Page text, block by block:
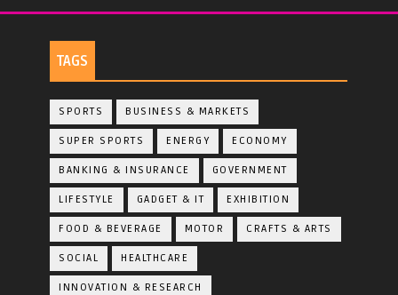
TAGS
SPORTS BUSINESS & MARKETS
SUPER SPORTS ENERGY ECONOMY
BANKING & INSURANCE GOVERNMENT
LIFESTYLE GADGET & IT EXHIBITION
FOOD & BEVERAGE MOTOR CRAFTS & ARTS
SOCIAL HEALTHCARE
INNOVATION & RESEARCH